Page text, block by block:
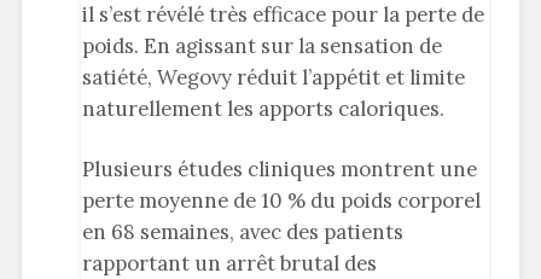
il s’est révélé très efficace pour la perte de
poids. En agissant sur la sensation de
satiété, Wegovy réduit l’appétit et limite
naturellement les apports caloriques.
Plusieurs études cliniques montrent une
perte moyenne de 10 % du poids corporel
en 68 semaines, avec des patients
rapportant un arrêt brutal des